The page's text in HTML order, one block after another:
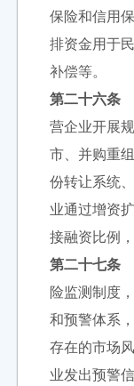
保险和信用
排资金用于
补偿等。
第二十六条
营企业开展
市、并购重
份转让系统
业通过增资
接融资比例
第二十七条
险监测制度
和预警体系
存在的市场
业发出预警